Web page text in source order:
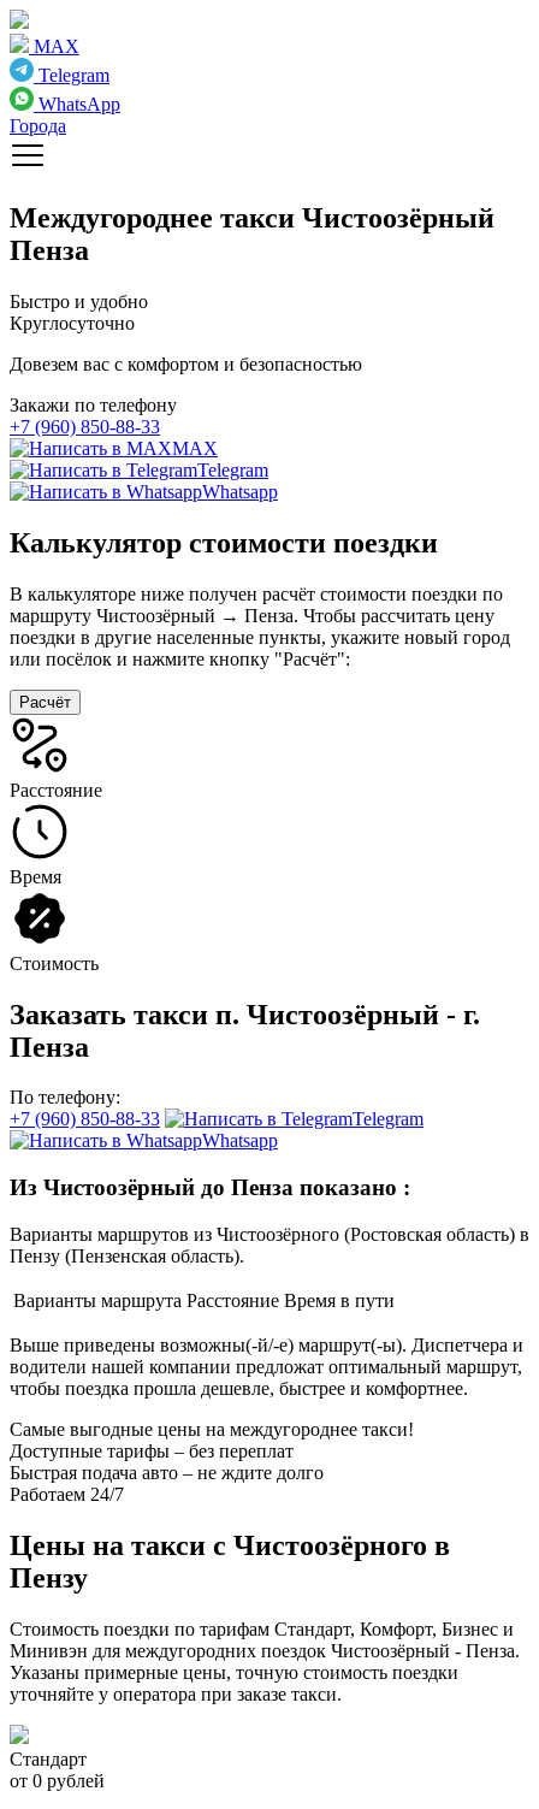
MAX
Telegram
WhatsApp
Города
Междугороднее такси Чистоозёрный
Пенза
Быстро и удобно
Круглосуточно
Довезем вас с комфортом и безопасностью
Закажи по телефону
+7 (960) 850-88-33
MAX
Telegram
Whatsapp
Калькулятор стоимости поездки
В калькуляторе ниже получен расчёт стоимости поездки по
маршруту Чистоозёрный → Пенза. Чтобы рассчитать цену
поездки в другие населенные пункты, укажите новый город
или посёлок и нажмите кнопку "Расчёт":
Расчёт
Расстояние
Время
Стоимость
Заказать такси п. Чистоозёрный - г.
Пенза
По телефону:
+7 (960) 850-88-33
Telegram
Whatsapp
Из Чистоозёрный до Пенза показано :
Варианты маршрутов из Чистоозёрного (Ростовская область) в
Пензу (Пензенская область).
Варианты маршрута Расстояние Время в пути
Выше приведены возможны(-й/-е) маршрут(-ы). Диспетчера и
водители нашей компании предложат оптимальный маршрут,
чтобы поездка прошла дешевле, быстрее и комфортнее.
Самые выгодные цены на междугороднее такси!
Доступные тарифы – без переплат
Быстрая подача авто – не ждите долго
Работаем 24/7
Цены на такси с Чистоозёрного в
Пензу
Стоимость поездки по тарифам Стандарт, Комфорт, Бизнес и
Минивэн для междугородних поездок Чистоозёрный - Пенза.
Указаны примерные цены, точную стоимость поездки
уточняйте у оператора при заказе такси.
Стандарт
от 0 рублей